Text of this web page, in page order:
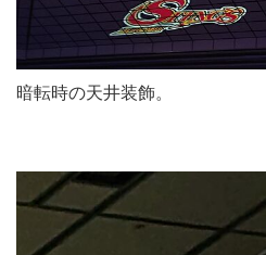
暗転時の天井装飾。